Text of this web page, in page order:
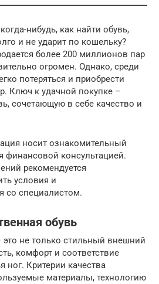
нибудь, как найти обувь,
и не ударит по кошельку?
более 200 миллионов пар
огромен. Однако, среди
потеряться и приобрести
Ключ к удачной покупке –
сочетающую в себе качество и
носит ознакомительный
финансовой консультацией.
рекомендуется
условия и
со специалистом.
обувь
это не только стильный внешний
комфорт и соответствие
ног. Критерии качества
материалы, технологию